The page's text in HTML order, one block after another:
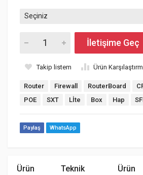
İletişime Geç
Takip listem Ürün
Router Firewall RouterBoard
POE
SXT Lİte Box Hap
Paylaş WhatsApp
Ürün
Teknik
Ürün